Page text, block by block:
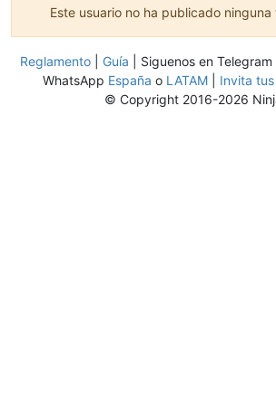
Este usuario no ha publicado
Reglamento Guía | Siguenos en Telegram
WhatsApp España o LATAM| Invita
© Copyright 2016-2026